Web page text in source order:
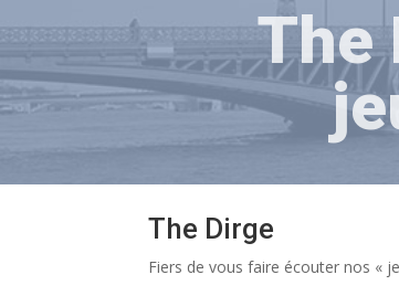
The
The Dirge
Fiers de vous faire écouter nos «